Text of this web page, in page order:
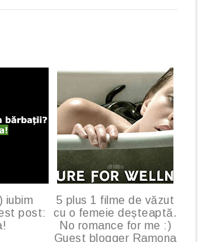
iubim
post:
5 plus 1 filme de văzut
cu o femeie deșteaptă.
No romance for me :)
Guest blogger Ramona